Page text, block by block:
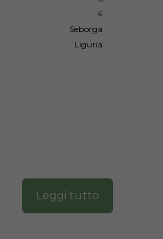
4
Seborga
Liguria
Leggi tutto